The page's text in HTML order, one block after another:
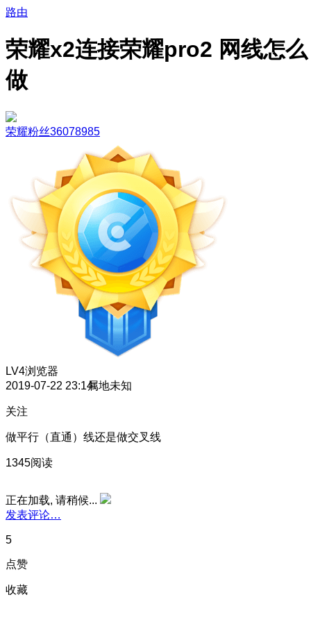
路由
荣耀x2连接荣耀pro2 网线怎么
做
荣耀粉丝36078985
LV4浏览器
2019-07-22 23:14属地未知
关注
做平行（直通）线还是做交叉线
1345阅读
正在加载, 请稍候...
发表评论…
5
点赞
收藏